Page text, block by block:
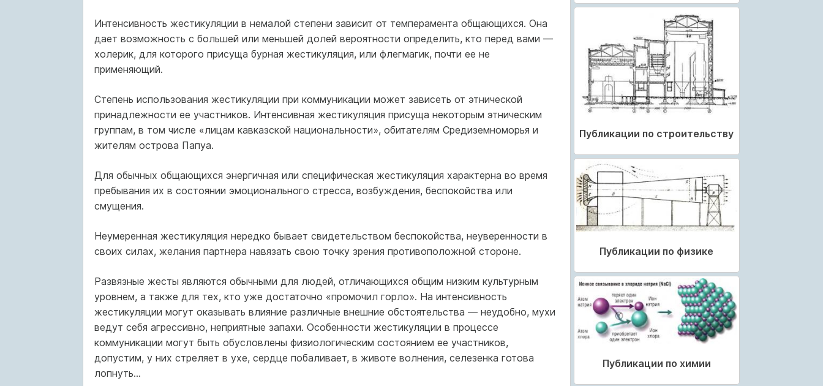
Интенсивность жестикуляции в немалой степени зависит от темперамента общающихся. Она
дает возможность с большей или меньшей долей вероятности определить, кто перед вами —
холерик, для которого присуща бурная жестикуляция, или флегмагик, почти ее не
применяющий.
Степень использования жестикуляции при коммуникации может зависеть от этнической
принадлежности ее участников. Интенсивная жестикуляция присуща некоторым этническим
группам, в том числе «лицам кавказской национальности», обитателям Средиземноморья и
жителям острова Папуа.
Для обычных общающихся энергичная или специфическая жестикуляция характерна во время
пребывания их в состоянии эмоционального стресса, возбуждения, беспокойства или
смущения.
Неумеренная жестикуляция нередко бывает свидетельством беспокойства, неуверенности в
своих силах, желания партнера навязать свою точку зрения противоположной стороне.
Развязные жесты являются обычными для людей, отличающихся общим низким культурным
уровнем, а также для тех, кто уже достаточно «промочил горло». На интенсивность
жестикуляции могут оказывать влияние различные внешние обстоятельства — неудобно, мухи
ведут себя агрессивно, неприятные запахи. Особенности жестикуляции в процессе
коммуникации могут быть обусловлены физиологическим состоянием ее участников,
допустим, у них стреляет в ухе, сердце побаливает, в животе волнения, селезенка готова
лопнуть…
Публикации по строительству
Публикации по физике
Публикации по химии